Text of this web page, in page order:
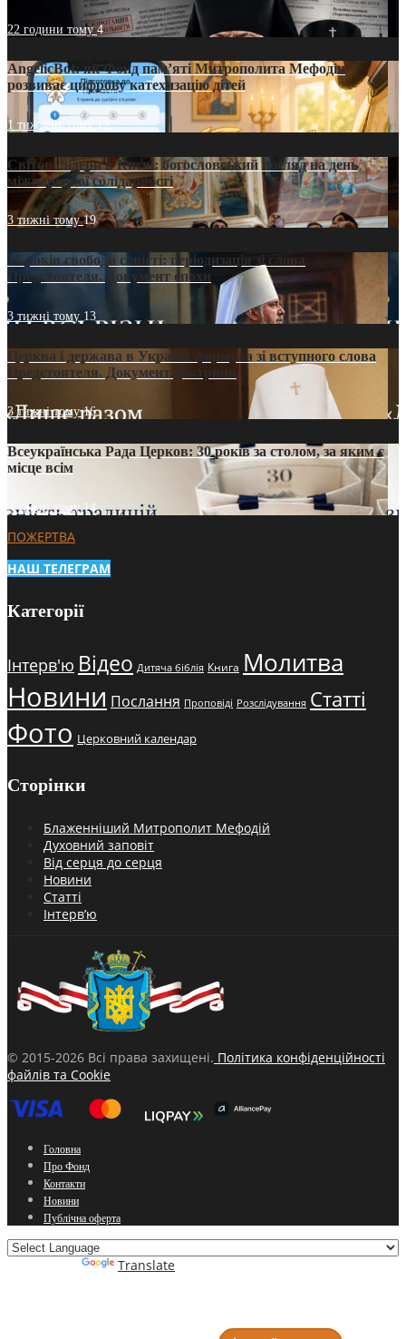
22 години тому4
AngelicBot: як Фонд пам’яті Митрополита Мефодія
розвиває цифрову катехизацію дітей
1 тиждень тому12
Світові лідери в Києві: богословський погляд на день
міжнародної солідарності
3 тижні тому19
35 років свободи совісті: періодизація зі слова
Предстоятеля. Документ епохи
3 тижні тому 13
Церква і держава в Україні: формула зі вступного слова
Предстоятеля. Документ доктрини
3 тижні тому16
Всеукраїнська Рада Церков: 30 років за столом, за яким є
місце всім
3 тижні тому14
ПОЖЕРТВА
НАШ ТЕЛЕГРАМ
Категорії
Інтерв'ю Відео Дитяча біблія Книга Молитва
Новини Послання Проповіді Розслідування Статті
Фото Церковний календар
Сторінки
Блаженніший Митрополит Мефодій
Духовний заповіт
Від серця до серця
Новини
Статті
Інтерв’ю
© 2015-2026 Всі права захищені. Політика конфіденційності
файлів та Cookie
Головна
Про Фонд
Контакти
Новини
Публічна оферта
Translate